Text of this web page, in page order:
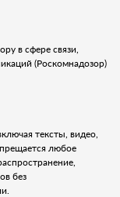
в сфере связи,
(Роскомнадозор)
тексты, видео,
любое
без